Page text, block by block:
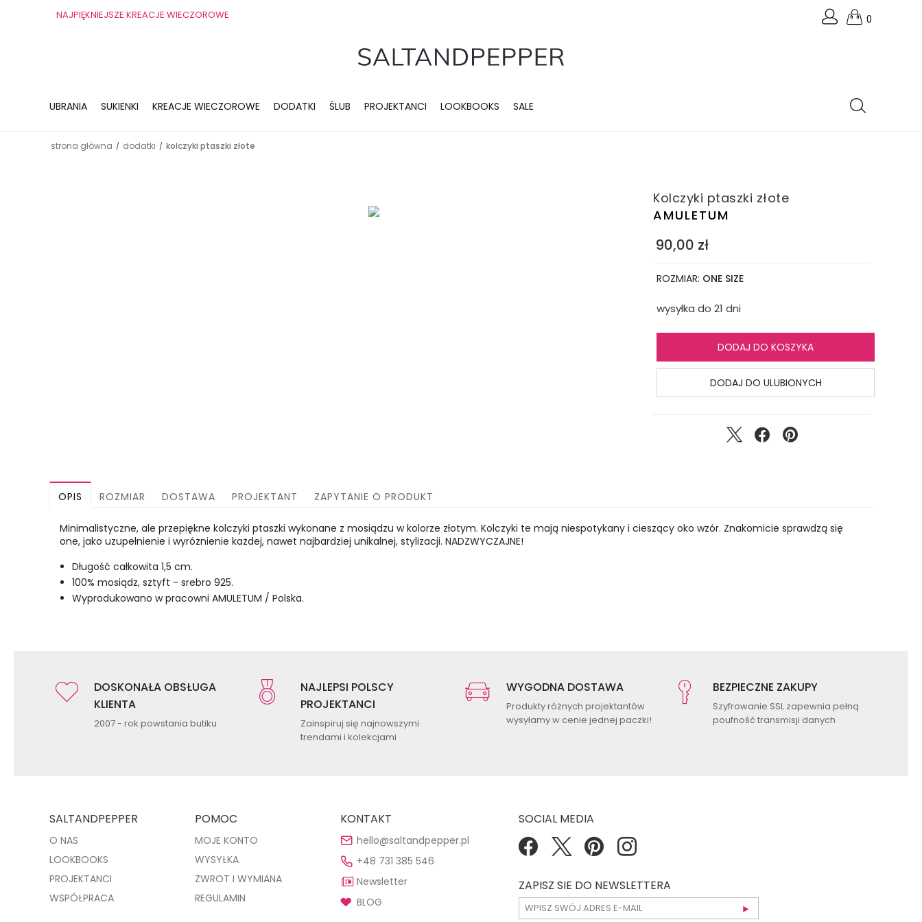
NAJPIĘKNIEJSZE KREACJE WIECZOROWE 0
UBRANIA SUKIENKI KREACJE WIECZOROWE DODATKI ŚLUB PROJEKTANCI LOOKBOOKS SALE
strona główna / dodatki / kolczyki ptaszki złote
Kolczyki ptaszki złote
AMULETUM
90,00 zł
ROZMIAR: ONE SIZE
wysyłka do 21 dni
DODAJ DO KOSZYKA
DODAJ DO ULUBIONYCH
OPIS ROZMIAR DOSTAWA PROJEKTANT ZAPYTANIE O PRODUKT
Minimalistyczne, ale przepiękne kolczyki ptaszki wykonane z mosiądzu w kolorze złotym. Kolczyki te mają niespotykany i cieszący oko wzór. Znakomicie sprawdzą się
one, jako uzupełnienie i wyróżnienie każdej, nawet najbardziej unikalnej, stylizacji. NADZWYCZAJNE!
Długość całkowita 1,5 cm.
100% mosiądz, sztyft - srebro 925.
Wyprodukowano w pracowni AMULETUM / Polska.
DOSKONAŁA OBSŁUGA
KLIENTA
2007 - rok powstania butiku
NAJLEPSI POLSCY
PROJEKTANCI
Zainspiruj się najnowszymi
trendami i kolekcjami
WYGODNA DOSTAWA
Produkty różnych projektantów
wysyłamy w cenie jednej paczki!
BEZPIECZNE ZAKUPY
Szyfrowanie SSL zapewnia pełną
poufność transmisji danych
SALTANDPEPPER
O NAS
LOOKBOOKS
PROJEKTANCI
WSPÓŁPRACA
POMOC
MOJE KONTO
WYSYŁKA
ZWROT I WYMIANA
REGULAMIN
KONTAKT
hello@saltandpepper.pl
+48 731 385 546
Newsletter
BLOG
SOCIAL MEDIA
ZAPISZ SIE DO NEWSLETTERA